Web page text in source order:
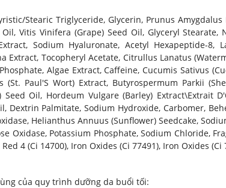
Stearic Triglyceride, Glycerin, Prunus
Vitis Vinifera (Grape) Seed Oil, Glyceryl
Sodium Hyaluronate, Acetyl Hexapeptide-8,
Tocopheryl Acetate, Citrullus Lanatus
Algae Extract, Caffeine, Cucumis Sativus
Paul'S Wort) Extract, Butyrospermum Parkii
Oil, Hordeum Vulgare (Barley) Extract\Extrait
Palmitate, Sodium Hydroxide, Carbomer,
Helianthus Annuus (Sunflower) Seedcake,
Oxidase, Potassium Phosphate, Sodium Chloride,
4 (Ci 14700), Iron Oxides (Ci 77491), Iron Oxides (Ci
của quy trình dưỡng da buổi tối: